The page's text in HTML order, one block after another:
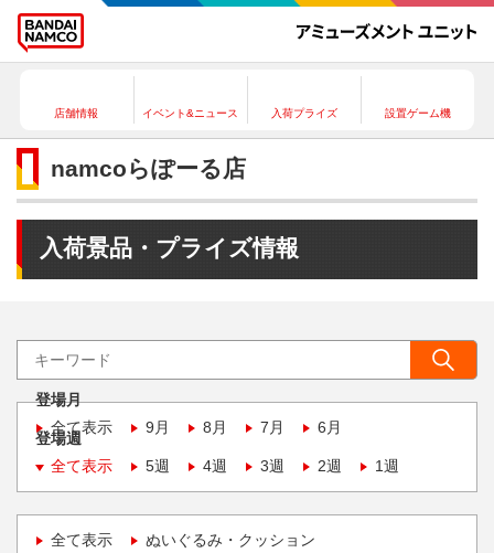
店舗情報 イベント&ニュース 入荷プライズ 設置ゲーム機
namcoらぽーる店
入荷景品・プライズ情報
登場月
全て表示
9月 8月 7月 6月
登場週
全て表示
5週 4週 3週 2週 1週
全て表示 ぬいぐるみ・クッション